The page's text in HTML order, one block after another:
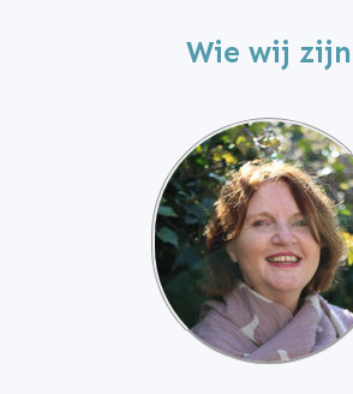
Wie wij zijn